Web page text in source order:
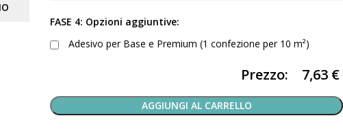
FASE 4: Opzioni aggiuntive:
Adesivo per Base e Premium (1 confezione per 10 m²)
Prezzo: 7,63 €
AGGIUNGI AL CARRELLO